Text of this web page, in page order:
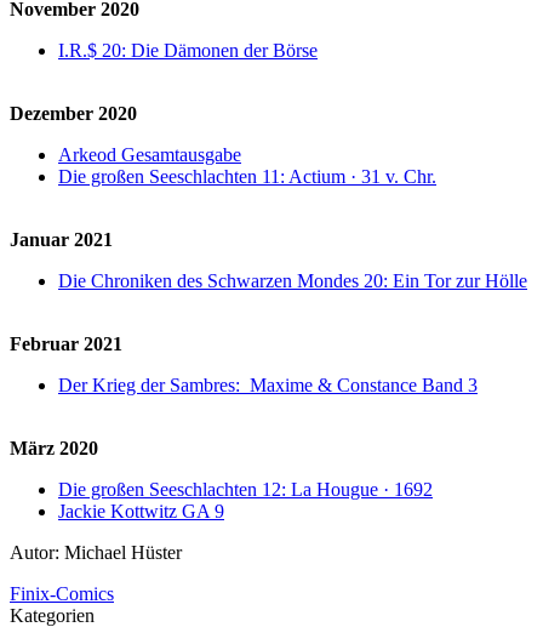
November 2020
I.R.$ 20: Die Dämonen der Börse
Dezember 2020
Arkeod Gesamtausgabe
Die großen Seeschlachten 11: Actium · 31 v. Chr.
Januar 2021
Die Chroniken des Schwarzen Mondes 20: Ein Tor zur Hölle
Februar 2021
Der Krieg der Sambres: Maxime & Constance Band 3
März 2020
Die großen Seeschlachten 12: La Hougue · 1692
Jackie Kottwitz GA 9
Autor: Michael Hüster
Finix-Comics
Kategorien